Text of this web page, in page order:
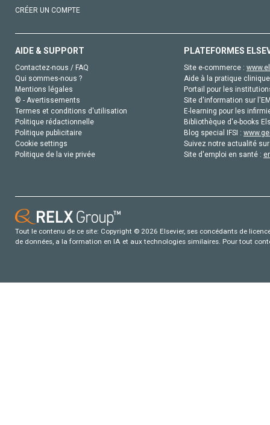
CRÉER UN COMPTE
AIDE & SUPPORT
Contactez-nous / FAQ
Qui sommes-nous ?
Mentions légales
© - Avertissements
Termes et conditions d'utilisation
Politique rédactionnelle
Politique publicitaire
Cookie settings
Politique de la vie privée
PLATEFORMES
Site e-commerce :
Aide à la pratique
Portail pour les
Site d'information sur
E-learning pour les
Bibliothèque d'e-books
Blog special IFSI :
Suivez notre actualité
Site d'emploi en santé :
Tout le contenu de ce site: Copyright © 2026 Elsevier, ses concédants de
de données, a la formation en IA et aux technologies similaires. Pour tout